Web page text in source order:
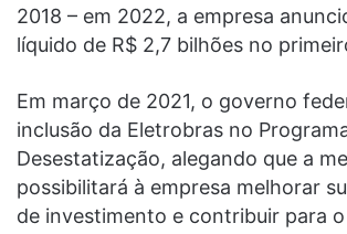
2018 – em 2022, a empresa
líquido de R$ 2,7 bilhões no
Em março de 2021, o governo
inclusão da Eletrobras no
Desestatização, alegando que a
possibilitará à empresa melhorar
de investimento e contribuir para o